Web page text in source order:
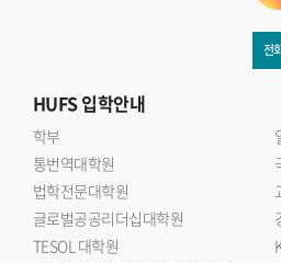
전
HUFS입학안내
학부
통번역대학원
법학전문대학원
글로벌공공리더십대학원
TESOL 대학원